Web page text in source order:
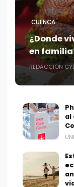
CUENCA
¿Donde
en
REDACCIÓN
al